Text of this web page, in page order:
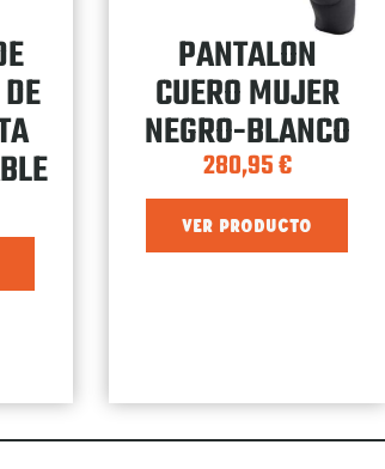
PANTALON
CUERO MUJER
NEGRO-BLANCO
280,95€
VER PRODUCTO